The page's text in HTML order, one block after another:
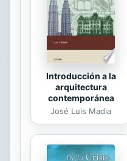
Introducción a la
arquitectura
contemporánea
José Luis Madia